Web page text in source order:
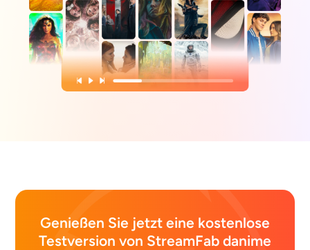
Genießen Sie jetzt eine kostenlose
Testversion von StreamFab danime